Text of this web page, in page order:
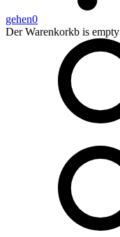
gehen0
Der Warenkorkb is empty